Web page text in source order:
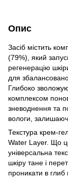
Опис
Засіб містить
(79%), який
регенерацію
для
Глибоко
комплексом
зневоднення та
вологи,
Текстура крем-
Water Layer. Що
універсальна
шкіру тане і
проникати в глиб